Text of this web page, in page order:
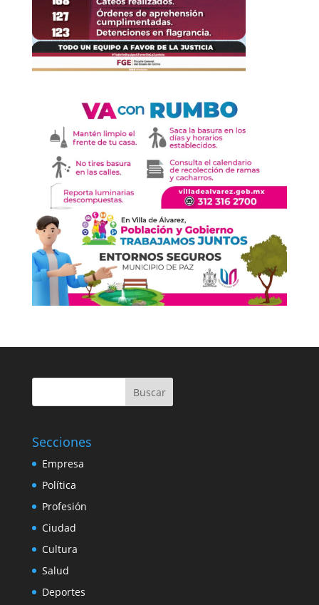
Buscar
Secciones
Empresa
Política
Profesión
Ciudad
Cultura
Salud
Deportes